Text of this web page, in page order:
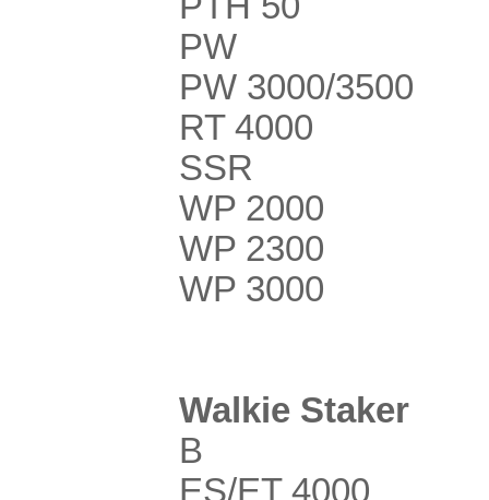
PW
PW 3000/3500
RT 4000
SSR
WP 2000
WP 2300
WP 3000
Walkie Staker
B
ES/ET 4000